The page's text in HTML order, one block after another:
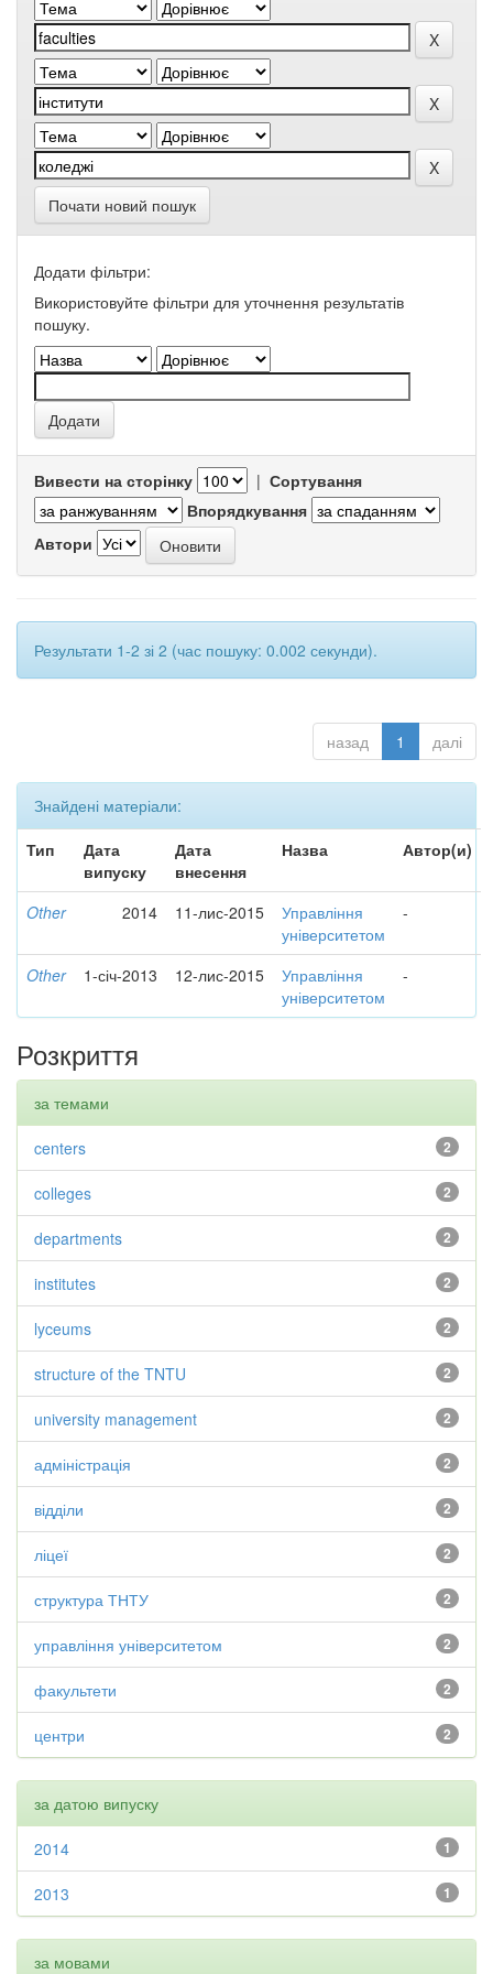
Почати новий пошук
Додати фільтри:
Використовуйте фільтри для уточнення результатів
пошуку.
Вивести на сторінку | Сортування
Впорядкування
Автори
Результати 1-2 зі 2 (час пошуку: 0.002 секунди).
назад 1 далі
Знайдені матеріали:
Тип
Дата
випуску
Дата
внесення
Назва Автор(и)
Other 2014 11-лис-2015
Управління
університетом
-
Other 1-січ-2013 12-лис-2015
Управління
університетом
-
Розкриття
за темами
2
centers
2
colleges
2
departments
2
institutes
2
lyceums
2
structure of the TNTU
2
university management
2
адміністрація
2
відділи
2
ліцеї
2
структура ТНТУ
2
управління університетом
2
факультети
2
центри
за датою випуску
1
2014
1
2013
за мовами